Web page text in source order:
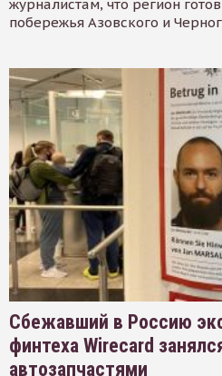
журналистам, что регион
побережья Азовского и
Сбежавший в Россию
финтеха Wirecard
автозапчастями